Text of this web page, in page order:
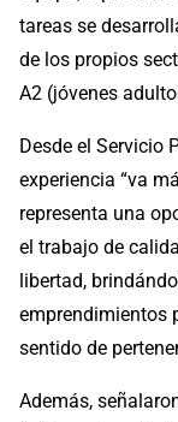
tareas se
de los propios
A2 (jóvenes
Desde el Servicio
experiencia “va
representa una
el trabajo de
libertad,
emprendimientos
sentido de
Además,